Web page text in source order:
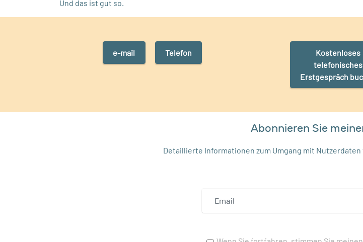
Und das ist gut so.
e-mail Telefon
Kostenloses
telefonisches
Erstgespräch
Abonnieren Sie
Detaillierte Informationen zum Umgang mit